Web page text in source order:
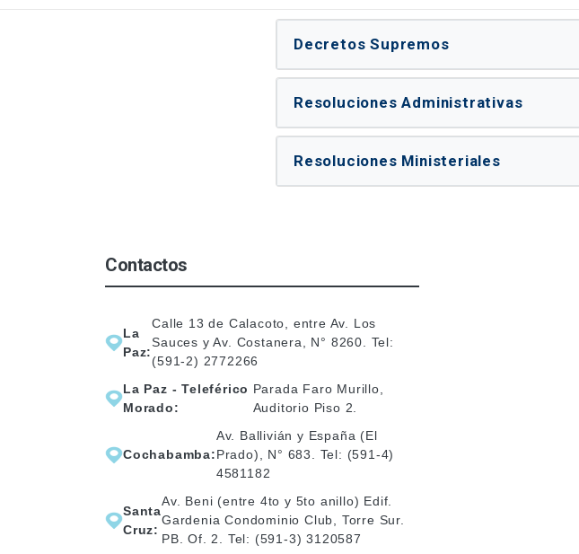
Decretos Supremos
Resoluciones Administrativas
Resoluciones Ministeriales
Contactos
La
Paz:
Calle 13 de Calacoto, entre Av. Los
Sauces y Av. Costanera, N° 8260. Tel:
(591-2) 2772266
La Paz - Teleférico
Morado:
Parada Faro Murillo,
Auditorio Piso 2.
Cochabamba:
Av. Ballivián y España (El
Prado), N° 683. Tel: (591-4)
4581182
Santa
Cruz:
Av. Beni (entre 4to y 5to anillo) Edif.
Gardenia Condominio Club, Torre Sur.
PB. Of. 2. Tel: (591-3) 3120587